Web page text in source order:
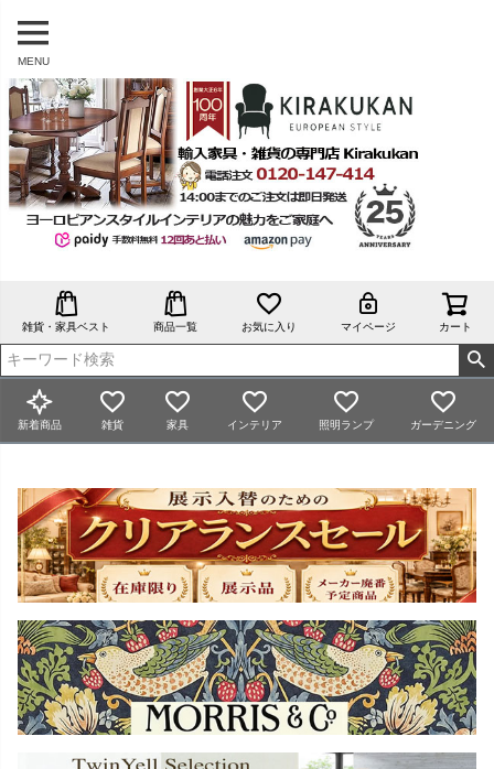
MENU
雑貨・家具ベスト 商品一覧 お気に入り マイページ カート
新着商品 雑貨 家具 インテリア 照明ランプ ガーデニング